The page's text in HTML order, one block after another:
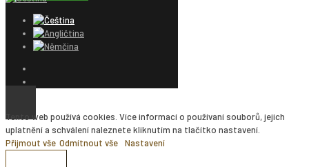
Tento web používá cookies. Více informací o používaní souborů, jejich
uplatnění a schválení naleznete kliknutím na tlačítko nastavení.
Přijmout vše Odmítnout vše Nastavení